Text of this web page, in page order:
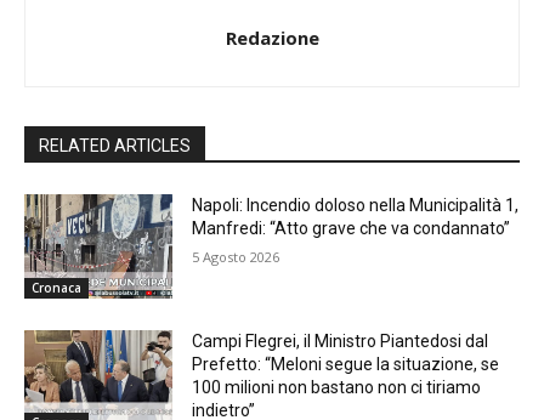
Redazione
RELATED ARTICLES
Cronaca
Napoli: Incendio doloso nella Municipalità 1,
Manfredi: “Atto grave che va condannato”
5 Agosto 2026
Campi Flegrei, il Ministro Piantedosi dal
Prefetto: “Meloni segue la situazione, se
100 milioni non bastano non ci tiriamo
indietro”